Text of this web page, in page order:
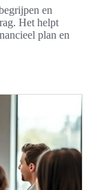
en
Het helpt
plan en